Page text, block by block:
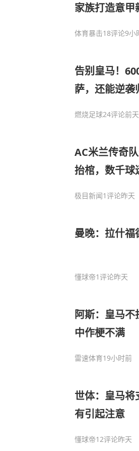
家族打造意甲
体育暴击18评论9小
告别皇马！
萨，还能逆袭
燃烧足球24评论前天
AC米兰传奇
抬棺，数千球
极目新闻1评论昨天
曼晚：拉什
懂球帝1评论昨天
阿斯：皇马
中作梗不满
雷速体育19小时前
世体：皇马
有引起注意
懂球帝12评论昨天